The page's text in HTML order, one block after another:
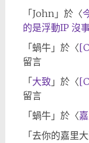
「 John」於〈
的是浮動IP 沒
「 蝸牛」於〈
留言
「 大致 」於〈
留言
「 蝸牛」於〈
「 去你的嘉里